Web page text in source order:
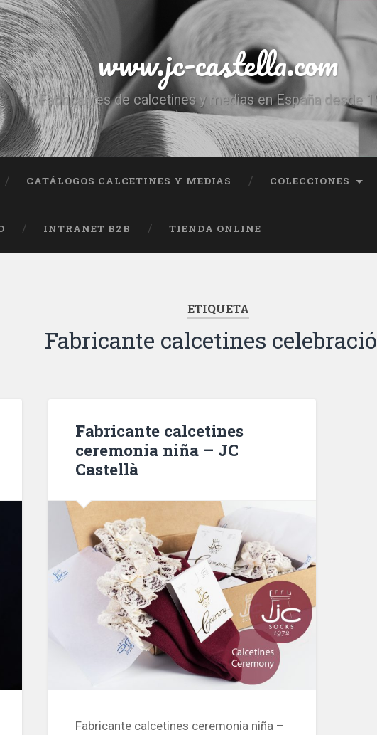
www.jc-castella.com
Fabricantes de calcetines y medias en España desde
CATÁLOGOS CALCETINES Y MEDIAS COLECCIONES
INTRANET B2B TIENDA ONLINE
ETIQUETA
Fabricante calcetines
Fabricante calcetines
ceremonia niña – JC
Castellà
Fabricante calcetines ceremonia niña –